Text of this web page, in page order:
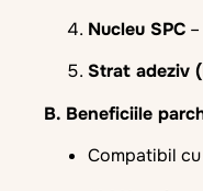
Nucleu SPC
Strat adeziv
B. Beneficiile
Compatibil